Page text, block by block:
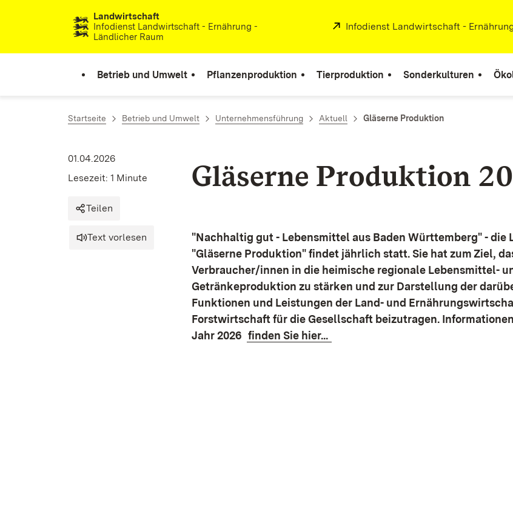
Zum Inhalt springen
Landwirtschaft
Infodienst Landwirtschaft - Ernährung -
Ländlicher Raum
Extern:
Infodienst Landwirtschaft -
Betrieb und Umwelt Pflanzenproduktion Tierproduktion Sonderkulturen
Startseite Betrieb und Umwelt Unternehmensführung Aktuell Gläserne Produktion
Gläserne Produktion
01.04.2026
Lesezeit: 1 Minute
Teilen
Text vorlesen
"Nachhaltig gut - Lebensmittel aus Baden Württemberg" - die
"Gläserne Produktion" findet jährlich statt. Sie hat zum Ziel,
Verbraucher/innen in die heimische regionale Lebensmittel-
Getränkeproduktion zu stärken und zur Darstellung der
Funktionen und Leistungen der Land- und
Forstwirtschaft für die Gesellschaft beizutragen.
Jahr 2026 finden Sie hier...